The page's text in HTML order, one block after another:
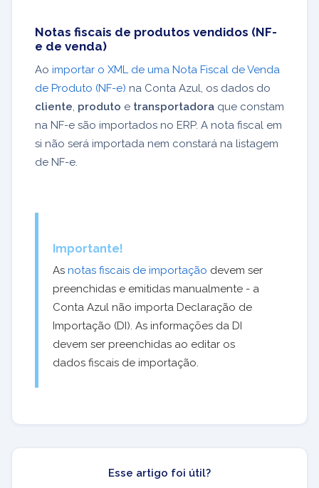
Notas fiscais de produtos vendidos (NF-
e de venda)
Ao importar o XML de uma Nota Fiscal de Venda
de Produto (NF-e) na Conta Azul, os dados do
cliente, produto e transportadora que constam
na NF-e são importados no ERP. A nota fiscal em
si não será importada nem constará na listagem
de NF-e.
Importante!
As notas fiscais de importação devem ser
preenchidas e emitidas manualmente - a
Conta Azul não importa Declaração de
Importação (DI). As informações da DI
devem ser preenchidas ao editar os
dados fiscais de importação.
Esse artigo foi útil?